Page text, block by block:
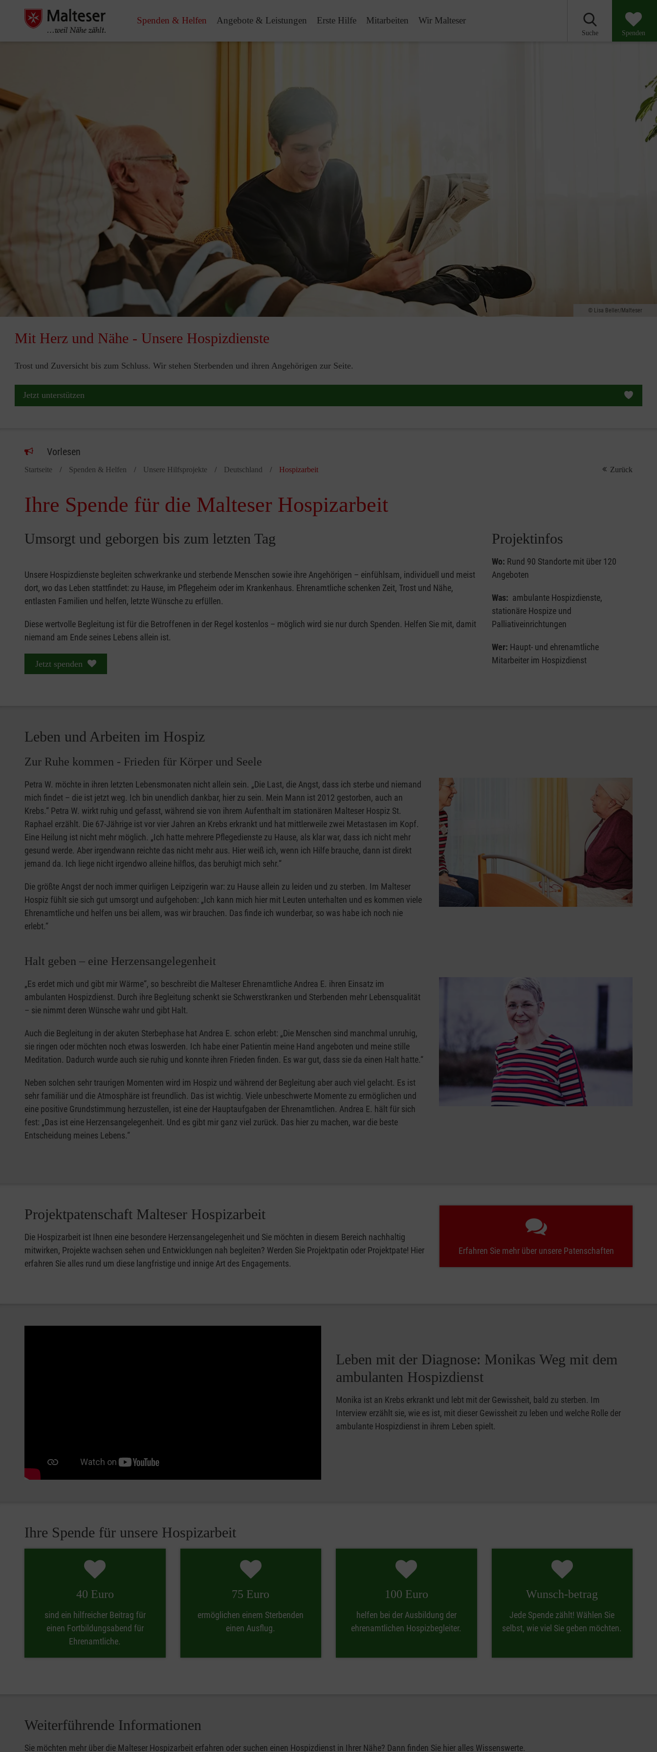
Spenden & Helfen Angebote & Leistungen Erste Hilfe Mitarbeiten Wir Malteser
Suche Spenden
Lisa Beller/Malteser
Mit Herz und Nähe - Unsere Hospizdienste
Trost und Zuversicht bis zum Schluss. Wir stehen Sterbenden und ihren Angehörigen zur Seite.
Jetzt unterstützen
Vorlesen
Startseite Spenden & Helfen Unsere Hilfsprojekte Deutschland Hospizarbeit Zurück
Ihre Spende für die Malteser Hospizarbeit
Umsorgt und geborgen bis zum letzten Tag
Unsere Hospizdienste begleiten schwerkranke und sterbende Menschen sowie ihre Angehörigen – einfühlsam, individuell und meist
dort, wo das Leben stattfindet: zu Hause, im Pflegeheim oder im Krankenhaus. Ehrenamtliche schenken Zeit, Trost und Nähe,
entlasten Familien und helfen, letzte Wünsche zu erfüllen.
Diese wertvolle Begleitung ist für die Betroffenen in der Regel kostenlos – möglich wird sie nur durch Spenden. Helfen Sie mit, damit
niemand am Ende seines Lebens allein ist.
Jetzt spenden
Projektinfos
Wo: Rund 90 Standorte mit über 120
Angeboten
Was: ambulante Hospizdienste,
stationäre Hospize und
Palliativeinrichtungen
Wer: Haupt- und ehrenamtliche
Mitarbeiter im Hospizdienst
Leben und Arbeiten im Hospiz
Zur Ruhe kommen - Frieden für Körper und Seele
Petra W. möchte in ihren letzten Lebensmonaten nicht allein sein. „Die Last, die Angst, dass ich sterbe und niemand
mich findet – die ist jetzt weg. Ich bin unendlich dankbar, hier zu sein. Mein Mann ist 2012 gestorben, auch an
Krebs.“ Petra W. wirkt ruhig und gefasst, während sie von ihrem Aufenthalt im stationären Malteser Hospiz St.
Raphael erzählt. Die 67-Jährige ist vor vier Jahren an Krebs erkrankt und hat mittlerweile zwei Metastasen im Kopf.
Eine Heilung ist nicht mehr möglich. „Ich hatte mehrere Pflegedienste zu Hause, als klar war, dass ich nicht mehr
gesund werde. Aber irgendwann reichte das nicht mehr aus. Hier weiß ich, wenn ich Hilfe brauche, dann ist direkt
jemand da. Ich liege nicht irgendwo alleine hilflos, das beruhigt mich sehr.“
Die größte Angst der noch immer quirligen Leipzigerin war: zu Hause allein zu leiden und zu sterben. Im Malteser
Hospiz fühlt sie sich gut umsorgt und aufgehoben: „Ich kann mich hier mit Leuten unterhalten und es kommen viele
Ehrenamtliche und helfen uns bei allem, was wir brauchen. Das finde ich wunderbar, so was habe ich noch nie
erlebt.“
Halt geben – eine Herzensangelegenheit
„Es erdet mich und gibt mir Wärme“, so beschreibt die Malteser Ehrenamtliche Andrea E. ihren Einsatz im
ambulanten Hospizdienst. Durch ihre Begleitung schenkt sie Schwerstkranken und Sterbenden mehr Lebensqualität
– sie nimmt deren Wünsche wahr und gibt Halt.
Auch die Begleitung in der akuten Sterbephase hat Andrea E. schon erlebt: „Die Menschen sind manchmal unruhig,
sie ringen oder möchten noch etwas loswerden. Ich habe einer Patientin meine Hand angeboten und meine stille
Meditation. Dadurch wurde auch sie ruhig und konnte ihren Frieden finden. Es war gut, dass sie da einen Halt hatte.“
Neben solchen sehr traurigen Momenten wird im Hospiz und während der Begleitung aber auch viel gelacht. Es ist
sehr familiär und die Atmosphäre ist freundlich. Das ist wichtig. Viele unbeschwerte Momente zu ermöglichen und
eine positive Grundstimmung herzustellen, ist eine der Hauptaufgaben der Ehrenamtlichen. Andrea E. hält für sich
fest: „Das ist eine Herzensangelegenheit. Und es gibt mir ganz viel zurück. Das hier zu machen, war die beste
Entscheidung meines Lebens.“
Projektpatenschaft Malteser Hospizarbeit
Die Hospizarbeit ist Ihnen eine besondere Herzensangelegenheit und Sie möchten in diesem Bereich nachhaltig
mitwirken, Projekte wachsen sehen und Entwicklungen nah begleiten? Werden Sie Projektpatin oder Projektpate! Hier
erfahren Sie alles rund um diese langfristige und innige Art des Engagements.
Erfahren Sie mehr über unsere Patenschaften
Leben mit der Diagnose: Monikas Weg mit dem
ambulanten Hospizdienst
Monika ist an Krebs erkrankt und lebt mit der Gewissheit, bald zu sterben. Im
Interview erzählt sie, wie es ist, mit dieser Gewissheit zu leben und welche Rolle der
ambulante Hospizdienst in ihrem Leben spielt.
Ihre Spende für unsere Hospizarbeit
40 Euro
sind ein hilfreicher Beitrag für
einen Fortbildungsabend für
Ehrenamtliche.
75 Euro
ermöglichen einem Sterbenden
einen Ausflug.
100 Euro
helfen bei der Ausbildung der
ehrenamtlichen Hospizbegleiter.
Wunsch-betrag
Jede Spende zählt! Wählen Sie
selbst, wie viel Sie geben möchten.
Weiterführende Informationen
Sie möchten mehr über die Malteser Hospizarbeit erfahren oder suchen einen Hospizdienst in Ihrer Nähe? Dann finden Sie hier alles Wissenswerte.